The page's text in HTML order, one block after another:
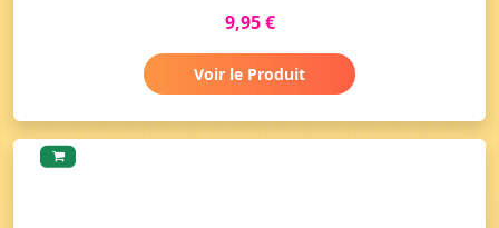
9,95 €
Voir le Produit